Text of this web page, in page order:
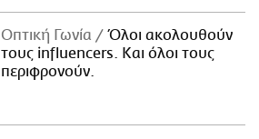
Οπτική Γωνία
Όλοι ακολουθούν
τους influencers. Και όλοι τους
περιφρονούν.